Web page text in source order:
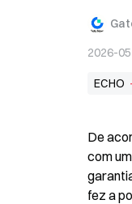
2026-
ECHO
De
com
fez a